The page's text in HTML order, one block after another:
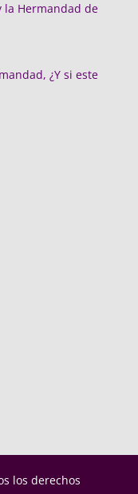
la Hermandad de
¿Y si este
los derechos